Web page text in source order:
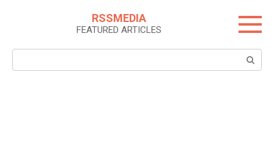
RSSMEDIA
FEATURED ARTICLES
Search: